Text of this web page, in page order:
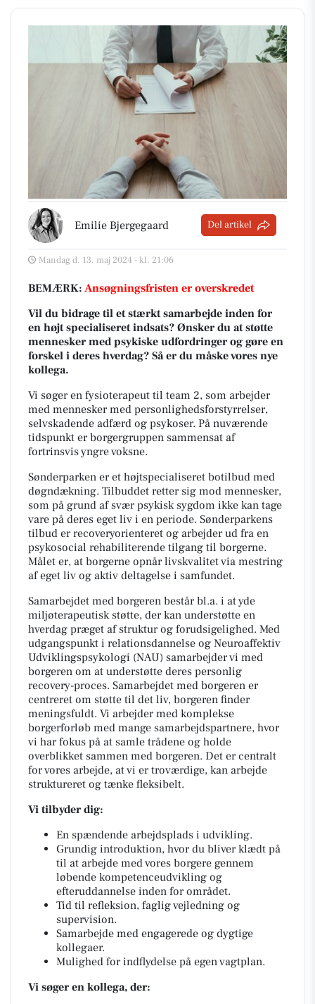
Emilie Bjergegaard Del artikel
Mandag d. 13. maj 2024 - kl. 21:06
BEMÆRK: Ansøgningsfristen er overskredet
Vil du bidrage til et stærkt samarbejde inden for
en højt specialiseret indsats? Ønsker du at støtte
mennesker med psykiske udfordringer og gøre en
forskel i deres hverdag? Så er du måske vores nye
kollega.
Vi søger en fysioterapeut til team 2, som arbejder
med mennesker med personlighedsforstyrrelser,
selvskadende adfærd og psykoser. På nuværende
tidspunkt er borgergruppen sammensat af
fortrinsvis yngre voksne.
Sønderparken er et højtspecialiseret botilbud med
døgndækning. Tilbuddet retter sig mod mennesker,
som på grund af svær psykisk sygdom ikke kan tage
vare på deres eget liv i en periode. Sønderparkens
tilbud er recoveryorienteret og arbejder ud fra en
psykosocial rehabiliterende tilgang til borgerne.
Målet er, at borgerne opnår livskvalitet via mestring
af eget liv og aktiv deltagelse i samfundet.
Samarbejdet med borgeren består bl.a. i at yde
miljøterapeutisk støtte, der kan understøtte en
hverdag præget af struktur og forudsigelighed. Med
udgangspunkt i relationsdannelse og Neuroaffektiv
Udviklingspsykologi (NAU) samarbejder vi med
borgeren om at understøtte deres personlig
recovery-proces. Samarbejdet med borgeren er
centreret om støtte til det liv, borgeren finder
meningsfuldt. Vi arbejder med komplekse
borgerforløb med mange samarbejdspartnere, hvor
vi har fokus på at samle trådene og holde
overblikket sammen med borgeren. Det er centralt
for vores arbejde, at vi er troværdige, kan arbejde
struktureret og tænke fleksibelt.
Vi tilbyder dig:
En spændende arbejdsplads i udvikling.
Grundig introduktion, hvor du bliver klædt på
til at arbejde med vores borgere gennem
løbende kompetenceudvikling og
efteruddannelse inden for området.
Tid til refleksion, faglig vejledning og
supervision.
Samarbejde med engagerede og dygtige
kollegaer.
Mulighed for indflydelse på egen vagtplan.
Vi søger en kollega, der: